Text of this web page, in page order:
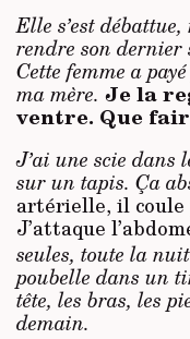
Elle s’est
rendre son dernier
Cette femme a
ma mère. Je la
ventre. Que
J’ai une scie dans
sur un tapis. Ça
artérielle, il coule
J’attaque
seules, toute la
poubelle dans un
tête, les bras, les
demain.